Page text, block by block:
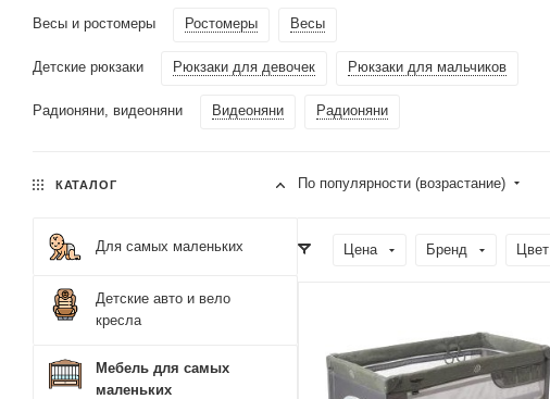
Весы и ростомеры Ростомеры Весы
Детские рюкзаки Рюкзаки для девочек Рюкзаки для мальчиков
Радионяни, видеоняни Видеоняни Радионяни
По популярности (возрастание)
Цена Бренд Цвет
КАТАЛОГ
Для самых маленьких
Детские авто и вело
кресла
Мебель для самых
маленьких